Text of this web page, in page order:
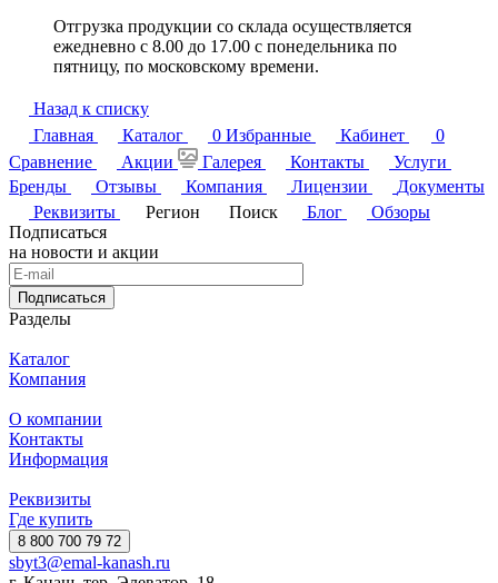
Отгрузка продукции со склада осуществляется
ежедневно с 8.00 до 17.00 с понедельника по
пятницу, по московскому времени.
Назад к списку
Главная
Каталог 0 Избранные Кабинет
0
Сравнение
Акции Галерея Контакты
Услуги
Бренды
Отзывы Компания Лицензии
Документы
Реквизиты
Регион Поиск Блог
Обзоры
Подписаться
на новости и акции
Подписаться
Разделы
Каталог
Компания
О компании
Контакты
Информация
Реквизиты
Где купить
8 800 700 79 72
sbyt3@emal-kanash.ru